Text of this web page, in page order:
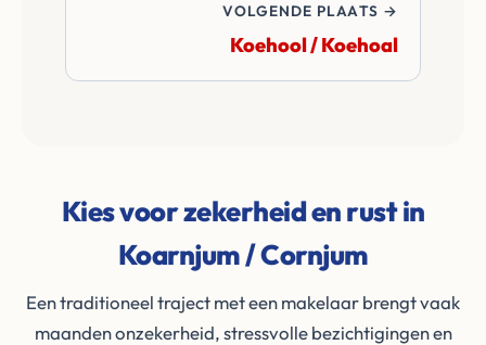
VOLGENDE PLAATS →
Koehool / Koehoal
Kies voor zekerheid en rust in
Koarnjum / Cornjum
Een traditioneel traject met een makelaar brengt vaak
maanden onzekerheid, stressvolle bezichtigingen en